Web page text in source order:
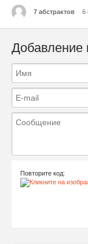
7 абстрактов 6
Добавление
Повторите код: